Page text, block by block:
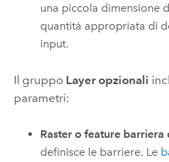
una piccola dimensione
quantità appropriata di
input.
Il gruppo Layer opzionali
parametri:
Raster o feature barriera
definisce le barriere. Le